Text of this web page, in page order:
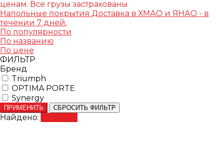
ценам. Все грузы застрахованы
Напольные покрытия Доставка в ХМАО и ЯНАО - в
течении 7 дней.
По популярности
По названию
По цене
ФИЛЬТР
Бренд
Triumph
OPTIMA PORTE
Synergy
ПРИМЕНИТЬ СБРОСИТЬ ФИЛЬТР
Найдено: